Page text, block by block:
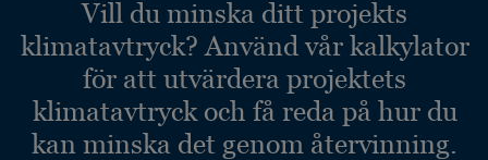
Vill du minska ditt projekts
klimatavtryck? Använd vår kalkylator
för att utvärdera projektets
klimatavtryck och få reda på hur du
kan minska det genom återvinning.